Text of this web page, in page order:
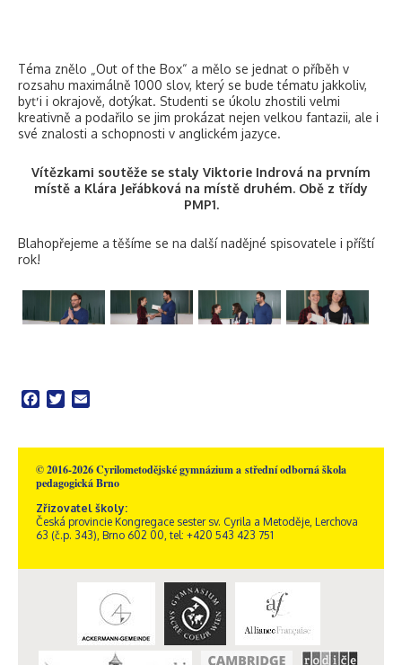
Téma znělo „Out of the Box“ a mělo se jednat o příběh v
rozsahu maximálně 1000 slov, který se bude tématu jakkoliv,
byť i i okrajově, dotýkat. Studenti se úkolu zhostili velmi
kreativně a podařilo se jim prokázat nejen velkou fantazii, ale i
své znalosti a schopnosti v anglickém jazyce.
Vítězkami soutěže se staly Viktorie Indrová na prvním
místě a Klára Jeřábková na místě druhém. Obě z třídy
PMP1.
Blahopřejeme a těšíme se na další nadějné spisovatele i příští
rok!
Facebook
Twitter
© 2016-2026 Cyrilometodějské gymnázium a střední odborná škola
pedagogická Brno
Zřizovatel školy:
Česká provincie Kongregace sester sv. Cyrila a Metoděje, Lerchova
63 (č.p. 343), Brno 602 00, tel: +420 543 423 751